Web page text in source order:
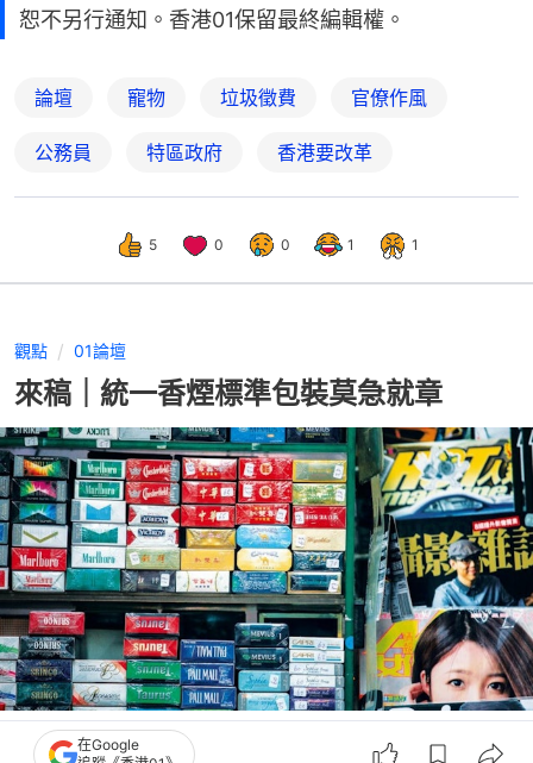
恕不另行通知。香港01保留最終編輯權。
論壇 寵物 垃圾徵費 官僚作風
公務員 特區政府 香港要改革
5 0 0 1 1
觀點 01論壇
來稿｜統一香煙標準包裝莫急就章
撰文：01論壇
出版： 2026-07-10 15:00
在Google